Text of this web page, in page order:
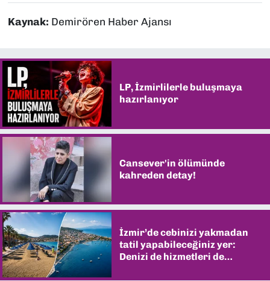
Kaynak: Demirören Haber Ajansı
LP, İzmirlilerle buluşmaya
hazırlanıyor
Cansever'in ölümünde
kahreden detay!
İzmir’de cebinizi yakmadan
tatil yapabileceğiniz yer:
Denizi de hizmetleri de